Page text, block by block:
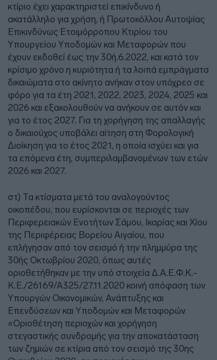
κτίριο έχει χαρακτηριστεί επικίνδυνο ή
ακατάλληλο για χρήση, ή Πρωτοκόλλου Αυτοψίας
Επικινδύνως Ετοιμόρροπου Κτιρίου του
Υπουργείου Υποδομών και Μεταφορών που
έχουν εκδοθεί έως την 30ή.6.2022, και κατά τον
κρίσιμο χρόνο η κυριότητα ή τα λοιπά εμπράγματα
δικαιώματα στο ακίνητο ανήκαν στον υπόχρεο σε
φόρο για τα έτη 2021, 2022, 2023, 2024, 2025 και
2026 και εξακολουθούν να ανήκουν σε αυτόν και
για το έτος 2027. Για τη χορήγηση της απαλλαγής
ο δικαιούχος υποβάλει αίτηση στη Φορολογική
Διοίκηση για το έτος 2021, η οποία ισχύει και για
τα επόμενα έτη, συμπεριλαμβανομένων των ετών
2026 και 2027.
στ) Τα κτίσματα μετά του αναλογούντος
οικοπέδου, που ευρίσκονται σε περιοχές των
Περιφερειακών Ενοτήτων Σάμου, Ικαρίας και Χίου
της Περιφέρειας Βορείου Αιγαίου, που
επλήγησαν από τον σεισμό ή την πλημμύρα της
30ής Οκτωβρίου 2020, όπως αυτές
οριοθετήθηκαν με την υπό στοιχεία Δ.Α.Ε.Φ.Κ.-
Κ.Ε./26169/Α325/27.11.2020 κοινή απόφαση των
Υπουργών Οικονομικών, Ανάπτυξης και
Επενδύσεων και Υποδομών και Μεταφορών
«Οριοθέτηση περιοχών και χορήγηση
στεγαστικής συνδρομής για την αποκατάσταση
των ζημιών σε κτίρια από τον σεισμό της 30ης